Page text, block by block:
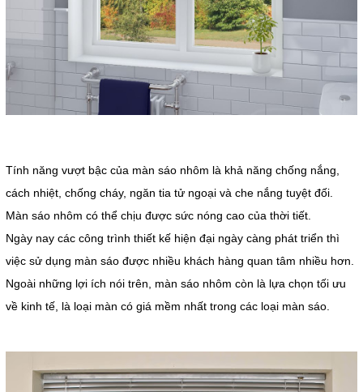
Tính năng vượt bậc của màn sáo nhôm là khả năng chống nắng,
cách nhiệt, chống cháy, ngăn tia tử ngoại và che nắng tuyệt đối.
Màn sáo nhôm có thể chịu được sức nóng cao của thời tiết.
Ngày nay các công trình thiết kế hiện đại ngày càng phát triển thì
việc sử dụng màn sáo được nhiều khách hàng quan tâm nhiều hơn.
Ngoài những lợi ích nói trên, màn sáo nhôm còn là lựa chọn tối ưu
về kinh tế, là loại màn có giá mềm nhất trong các loại màn sáo.